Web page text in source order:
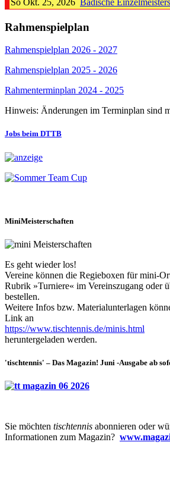
Rahmenspielplan
Rahmenspielplan 2026 - 2027
Rahmenspielplan 2025 - 2026
Rahmenterminplan 2024 - 2025
Hinweis: Änderungen im Terminplan sind
Jobs beim DTTB
MiniMeisterschaften
Es geht wieder los!
Vereine können die Regieboxen für mini-
Rubrik »Turniere« im Vereinszugang oder
bestellen.
Weitere Infos bzw. Materialunterlagen
Link an
https://www.tischtennis.de/minis.html
heruntergeladen werden.
'tischtennis' – Das Magazin! Juni -Ausgabe ab
Sie möchten tischtennis abonnieren oder
Informationen zum Magazin?